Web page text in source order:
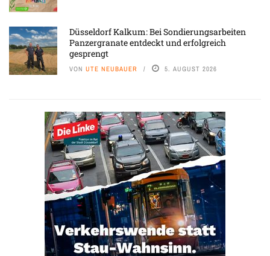
Düsseldorf Kalkum: Bei Sondierungsarbeiten
Panzergranate entdeckt und erfolgreich
gesprengt
VON UTE NEUBAUER 5. AUGUST 2026